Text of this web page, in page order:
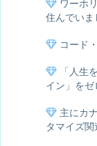
ワーホ
住んでいま
コード
「人生
イン」をゼ
主にカ
タマイズ関